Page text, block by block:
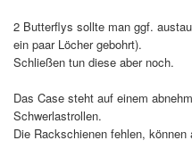
2 Butterflys sollte man ggf.
ein paar Löcher gebohrt).
Schließen tun diese aber noch.
Das Case steht auf einem
Schwerlastrollen.
Die Rackschienen fehlen,